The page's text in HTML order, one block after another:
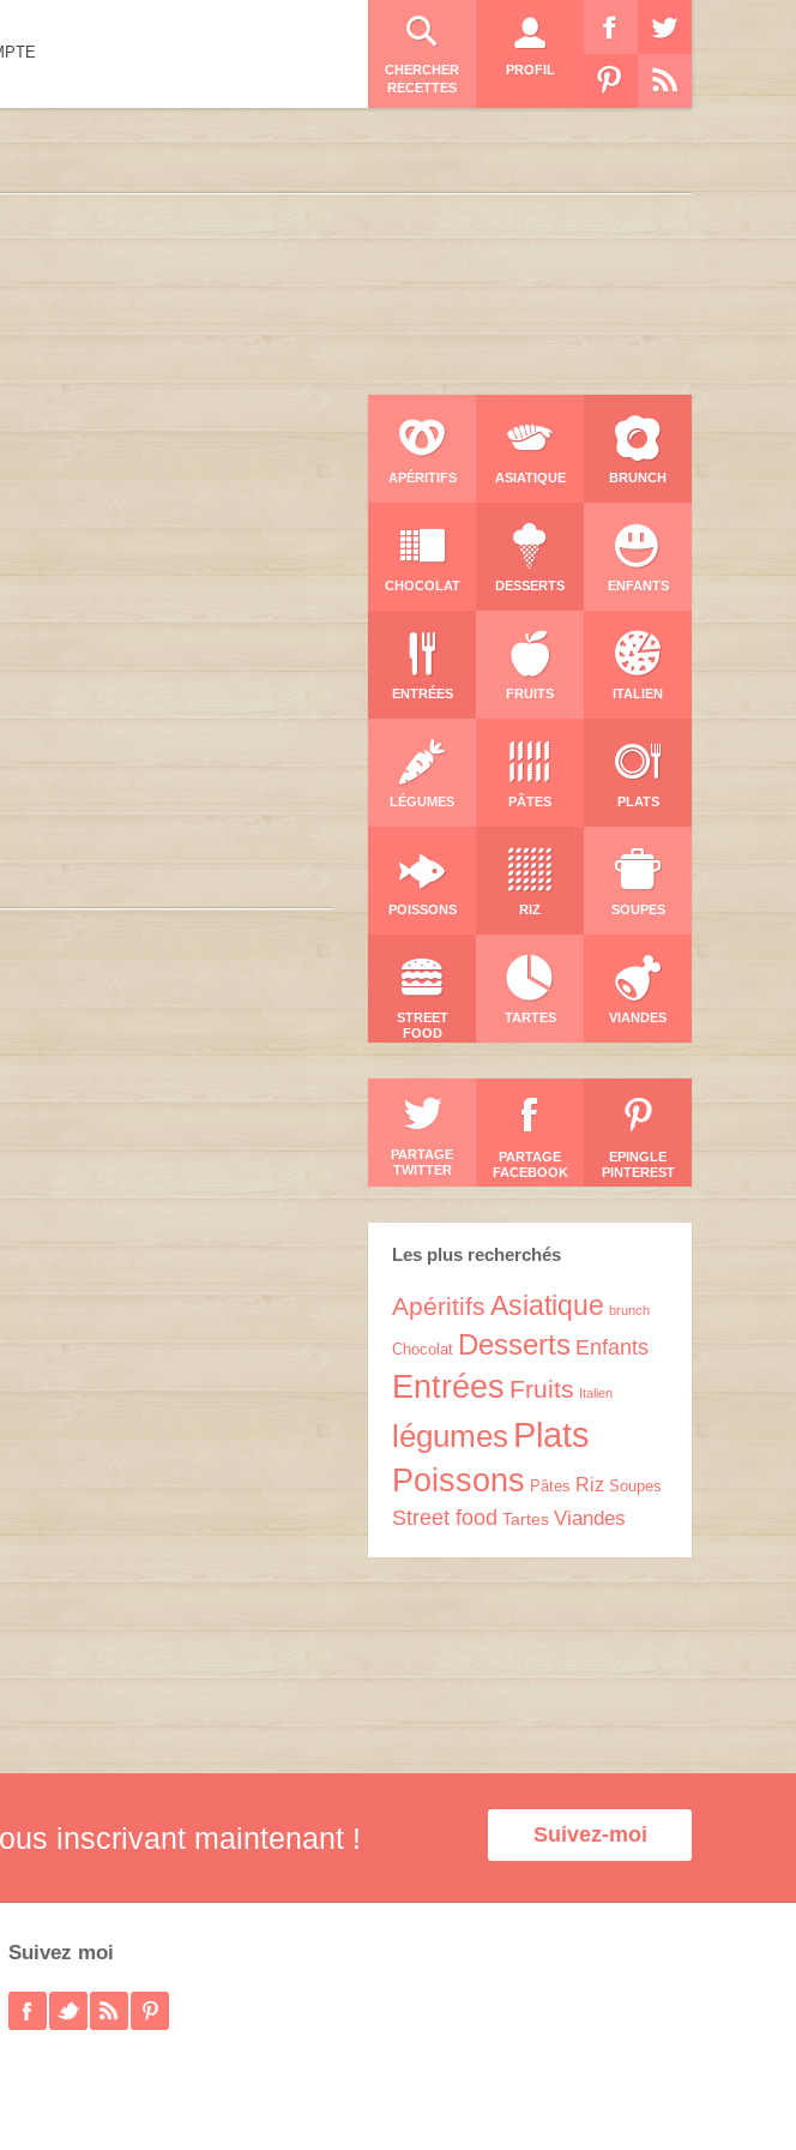
CHERCHER
RECETTES
PROFIL
APÉRITIFS ASIATIQUE BRUNCH
CHOCOLAT DESSERTS ENFANTS
ENTRÉES FRUITS ITALIEN
LÉGUMES PÂTES PLATS
POISSONS RIZ SOUPES
STREET
FOOD
TARTES VIANDES
PARTAGE
TWITTER
PARTAGE
FACEBOOK
EPINGLE
PINTEREST
Les plus recherchés
Apéritifs Asiatique brunch
Chocolat Desserts Enfants
Entrées Fruits Italien
légumes Plats
Poissons Pâtes Riz Soupes
Street food Tartes Viandes
Suivez-moi
inscrivant maintenant !
Suivez moi